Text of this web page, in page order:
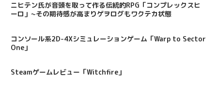
ニヒテン氏が音頭を取って作る伝統的RPG「コンプレックスヒ
ーロ」~その期待感が高まりゲヲログもワクテカ状態
コンソール系2D-4Xシミュレーションゲーム「Warp to Sector
One」
Steamゲームレビュー「Witchfire」